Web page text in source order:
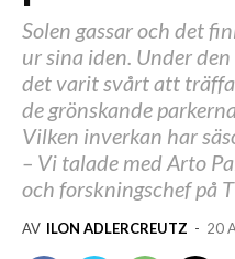
Solen gassar och det
ur sina iden. Under
det varit svårt att
de grönskande
Vilken inverkan har
– Vi talade med Arto
och forskningschef på
AV ILON ADLERCREUTZ - 20